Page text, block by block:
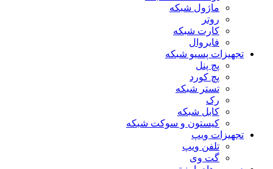
ماژول شبکه
روتر
کارت شبکه
فایروال
تجهیزات پسیو شبکه
پچ پنل
پچ کورد
تستر شبکه
رک
کابل شبکه
کیستون و سوکت شبکه
تجهیزات ویپ
تلفن ویپ
گت وی